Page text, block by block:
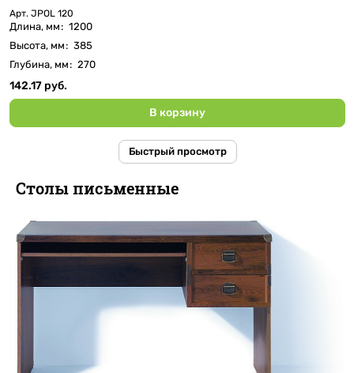
Арт. JPOL 120
Длина, мм: 1200
Высота, мм: 385
Глубина, мм: 270
142.17 руб.
В корзину
Быстрый просмотр
Столы письменные